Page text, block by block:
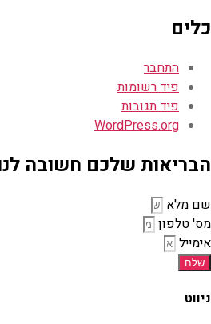
כלים
התחבר
פיד רשומות
פיד תגובות
WordPress.org
הבריאות שלכם חשובה
שם מלא
מס' טלפון
אימייל
שלח
ניווט